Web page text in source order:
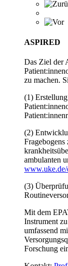
ASPIRED
Das Ziel der
zu machen.
(1)
(2)
ambulanten
www.uke.de/
(3)
Mit dem
Instrument
umfassend
Forschung